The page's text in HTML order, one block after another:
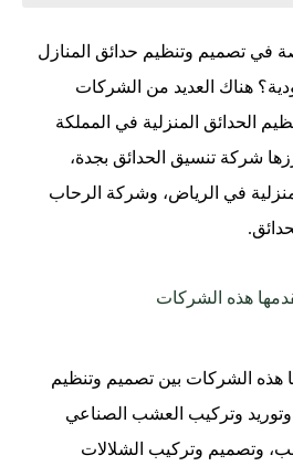
في تصميم وتنظيم حدائق المنازل
هناك العديد من الشركات
الحدائق المنزلية في المملكة
شركة تنسيق الحدائق بجدة،
في الرياض، وشركة الرحاب
هذه الشركات
هذه الشركات بين تصميم وتنظيم
وتوريد وتركيب العشب الصناعي
وتصميم وتركيب الشلالات